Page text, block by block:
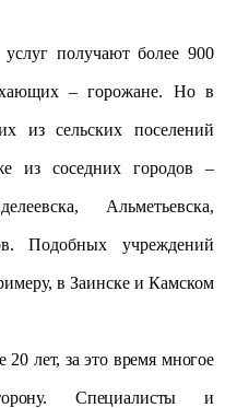
получают более 900
– горожане. Но в
из сельских поселений
из соседних городов –
Альметьевска,
Подобных учреждений
в Заинске и Камском
лет, за это время многое
Специалисты и